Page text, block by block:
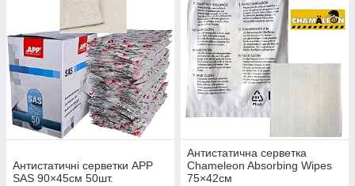
Антистатичні серветки APP
SAS 90×45см 50шт.
Антистатична серветка
Chameleon Absorbing Wipes
75×42см